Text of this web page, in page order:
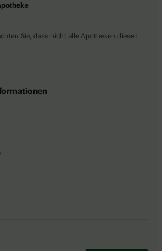
Sie, dass nicht alle Apotheken diesen